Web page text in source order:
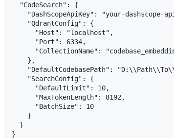
  "CodeSearch": {
"DashScopeApiKey": "your-dashscope-
    "QdrantConfig": {
      "Host": "localhost",
      "Port": 6334,
"CollectionName":
    },
"DefaultCodebasePath":
    "SearchConfig": {
      "DefaultLimit": 10,
      "MaxTokenLength": 8192,
      "BatchSize": 10
    }
  }